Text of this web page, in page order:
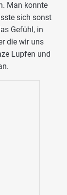
Man konnte
sich sonst
Gefühl, in
die wir uns
Lupfen und